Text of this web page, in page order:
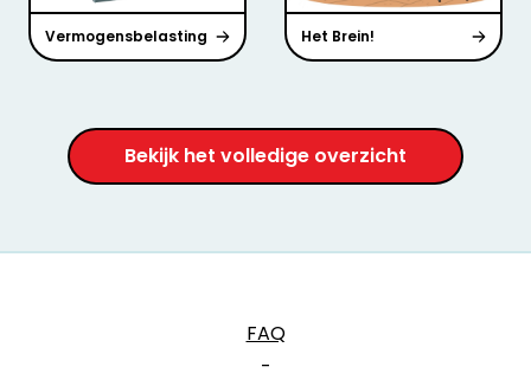
Vermogensbelasting Het Brein!
Bekijk het volledige overzicht
FAQ
-